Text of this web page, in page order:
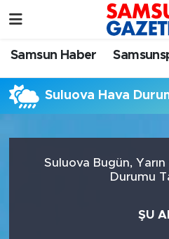
Samsun Haber
Suluova Hava
Suluova Bugün,
Durumu
ŞU
Samsun Haber
Samsunspor
Resmi İlanlar
Samsun Nöbetçi
Samsun Hava Durumu
Samsun Trafik